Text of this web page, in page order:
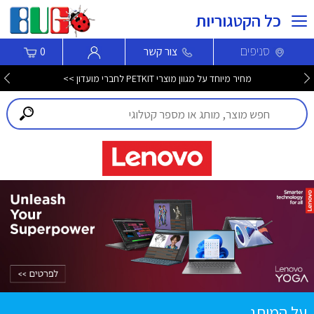
כל הקטגוריות
סניפים צור קשר 0
מחיר מיוחד על מגוון מוצרי PETKIT לחברי מועדון >>